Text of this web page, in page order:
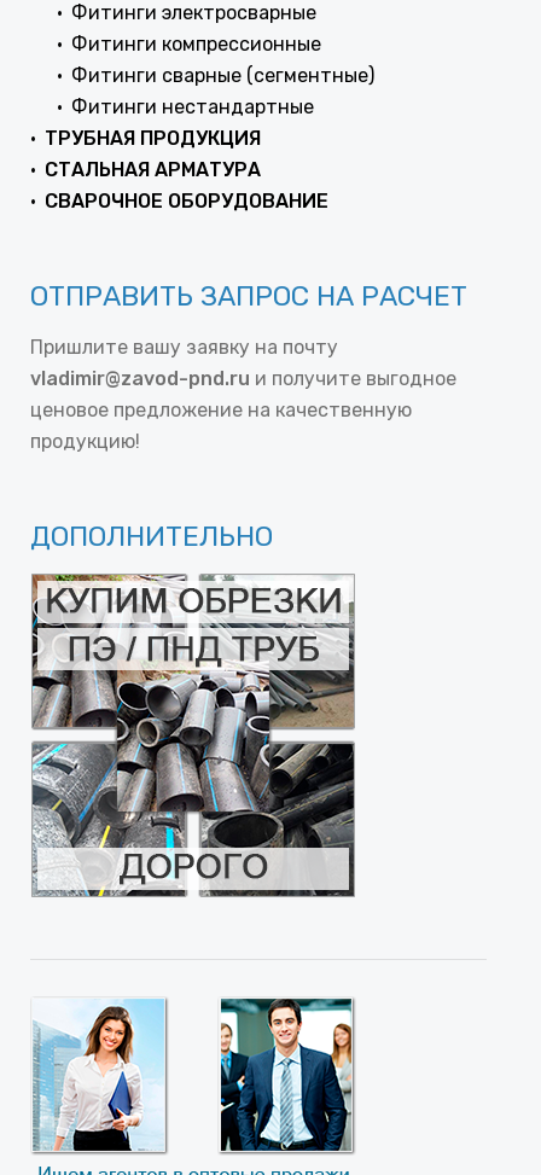
Фитинги электросварные
Фитинги компрессионные
Фитинги сварные (сегментные)
Фитинги нестандартные
ТРУБНАЯ ПРОДУКЦИЯ
СТАЛЬНАЯ АРМАТУРА
СВАРОЧНОЕ ОБОРУДОВАНИЕ
ОТПРАВИТЬ ЗАПРОС НА РАСЧЕТ
Пришлите вашу заявку на почту
vladimir@zavod-pnd.ru и получите выгодное
ценовое предложение на качественную
продукцию!
ДОПОЛНИТЕЛЬНО